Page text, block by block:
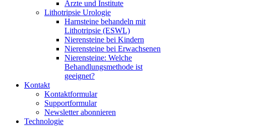
Ärzte und Institute
Lithotripsie Urologie
Harnsteine behandeln mit
Lithotripsie (ESWL)
Nierensteine bei Kindern
Nierensteine bei Erwachsenen
Nierensteine: Welche
Behandlungsmethode ist
geeignet?
Kontakt
Kontaktformular
Supportformular
Newsletter abonnieren
Technologie